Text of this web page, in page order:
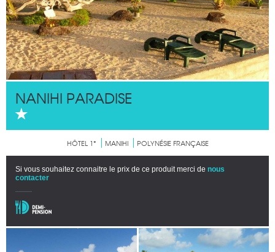
NANIHI PARADISE
HÔTEL 1* MANIHI POLYNÉSIE FRANÇAISE
Si vous souhaitez connaitre le prix de ce produit merci de nous
contacter